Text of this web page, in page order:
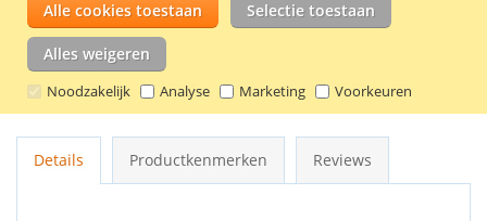
Alle cookies toestaan Selectie toestaan
Alles weigeren
Noodzakelijk Analyse Marketing Voorkeuren
TOEVOEGEN OM TE VERGELIJKEN
Rode flip case voor de Samsung Galaxy S4. Dit telefoonhoesje
is gemaakt van stevig kunstleer met aan de binnenkant een
harde TPU telefoonhouder.
Details Productkenmerken Reviews